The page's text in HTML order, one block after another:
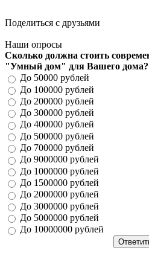
Поделиться с друзьями
Наши опросы
Сколько должна стоить
"Умный дом" для Вашего дома?
До 50000 рублей
До 100000 рублей
До 200000 рублей
До 300000 рублей
До 400000 рублей
До 500000 рублей
До 700000 рублей
До 9000000 рублей
До 1000000 рублей
До 1500000 рублей
До 2000000 рублей
До 3000000 рублей
До 5000000 рублей
До 10000000 рублей